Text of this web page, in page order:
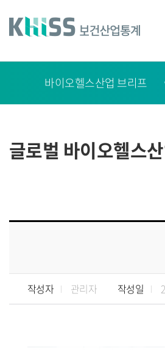
건
서
간
행
바이오헬스산업 브리프
글로벌 바이오헬스
작성자 관리자 작성일